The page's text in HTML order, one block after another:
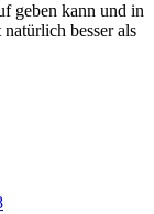
geben kann und in
besser als